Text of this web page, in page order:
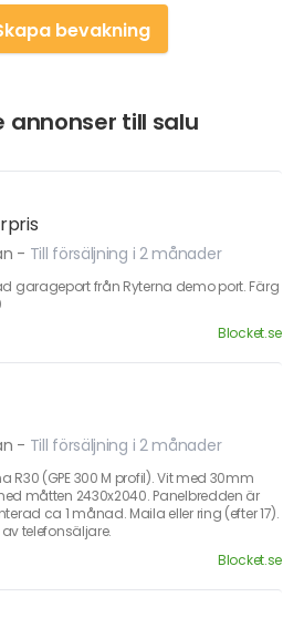
bevakning
annonser till salu
- Till försäljning i 2 månader
garageport från Ryterna demo port. Färg
Blocket.se
- Till försäljning i 2 månader
R30 (GPE 300 M profil). Vit med 30mm
måtten 2430x2040. Panelbredden är
ca 1 månad. Maila eller ring (efter 17).
telefonsäljare.
Blocket.se